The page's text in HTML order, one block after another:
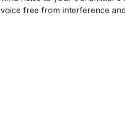
voice free from interference